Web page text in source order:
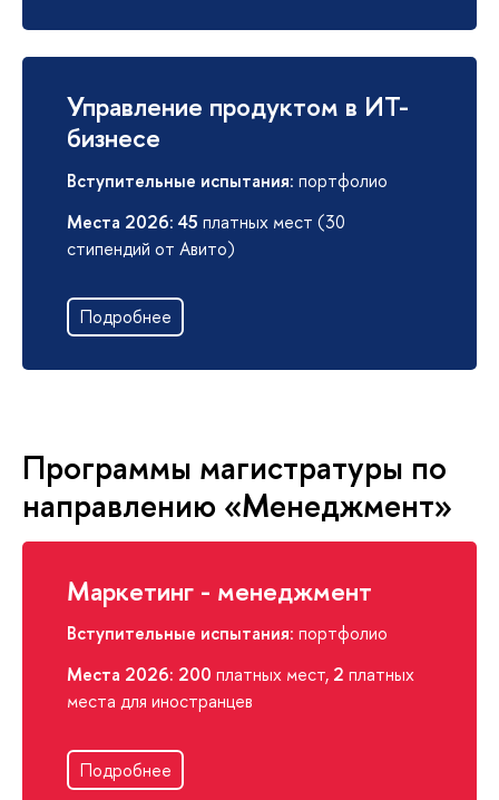
Управление продуктом в ИТ-
бизнесе
Вступительные испытания: портфолио
Места 2026: 45 платных мест (30
стипендий от Авито)
Подробнее
Программы магистратуры по
направлению «Менеджмент»
Маркетинг - менеджмент
Вступительные испытания: портфолио
Места 2026: 200 платных мест, 2 платных
места для иностранцев
Подробнее